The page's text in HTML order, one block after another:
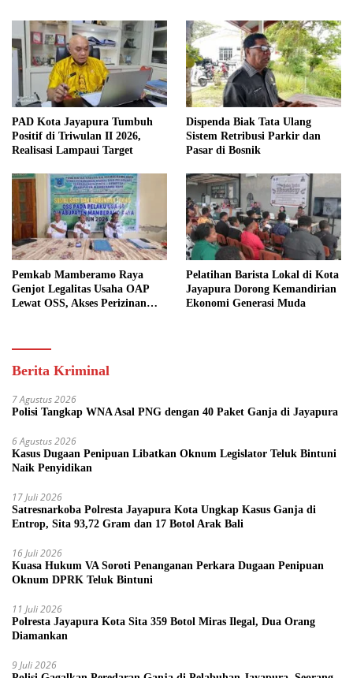
PAD Kota Jayapura Tumbuh
Positif di Triwulan II 2026,
Realisasi Lampaui Target
Dispenda Biak Tata Ulang
Sistem Retribusi Parkir dan
Pasar di Bosnik
Pemkab Mamberamo Raya
Genjot Legalitas Usaha OAP
Lewat OSS, Akses Perizinan
Pelatihan Barista Lokal di Kota
Jayapura Dorong Kemandirian
Ekonomi Generasi Muda
Berita Kriminal
7 Agustus 2026
Polisi Tangkap WNA Asal PNG dengan 40 Paket Ganja di Jayapura
6 Agustus 2026
Kasus Dugaan Penipuan Libatkan Oknum Legislator Teluk Bintuni
Naik Penyidikan
17 Juli 2026
Satresnarkoba Polresta Jayapura Kota Ungkap Kasus Ganja di
Entrop, Sita 93,72 Gram dan 17 Botol Arak Bali
16 Juli 2026
Kuasa Hukum VA Soroti Penanganan Perkara Dugaan Penipuan
Oknum DPRK Teluk Bintuni
11 Juli 2026
Polresta Jayapura Kota Sita 359 Botol Miras Ilegal, Dua Orang
Diamankan
9 Juli 2026